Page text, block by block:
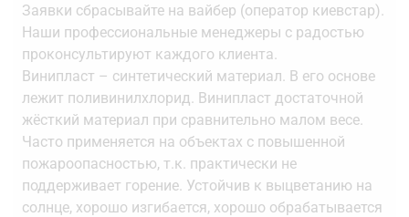
Заявки сбрасывайте на вайбер (оператор киевстар).
Наши профессиональные менеджеры с радостью
проконсультируют каждого клиента.
Винипласт – синтетический материал. В его основе
лежит поливинилхлорид. Винипласт достаточной
жёсткий материал при сравнительно малом весе.
Часто применяется на объектах с повышенной
пожароопасностью, т.к. практически не
поддерживает горение. Устойчив к выцветанию на
солнце, хорошо изгибается, хорошо обрабатывается